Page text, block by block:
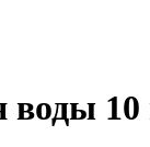
воды 10